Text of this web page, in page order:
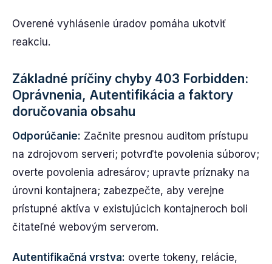
Overené vyhlásenie úradov pomáha ukotviť
reakciu.
Základné príčiny chyby 403 Forbidden:
Oprávnenia, Autentifikácia a faktory
doručovania obsahu
Odporúčanie: Začnite presnou auditom prístupu
na zdrojovom serveri; potvrďte povolenia súborov;
overte povolenia adresárov; upravte príznaky na
úrovni kontajnera; zabezpečte, aby verejne
prístupné aktíva v existujúcich kontajneroch boli
čitateľné webovým serverom.
Autentifikačná vrstva: overte tokeny, relácie,